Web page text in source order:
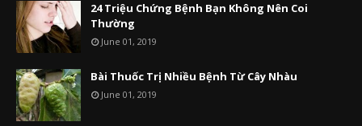
24 Triệu Chứng Bệnh Bạn Không Nên Coi
Thường
June 01, 2019
Bài Thuốc Trị Nhiều Bệnh Từ Cây Nhàu
June 01, 2019